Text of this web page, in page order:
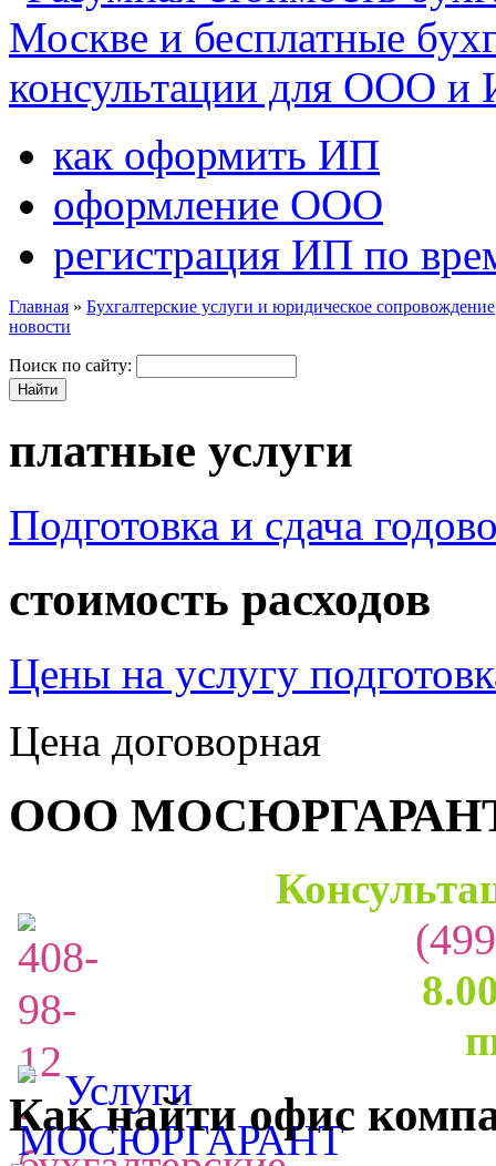
как оформить ИП
оформление ООО
регистрация ИП по
Главная » Бухгалтерские услуги и юридическое сопровождение
новости
Поиск по сайту:
платные услуги
Подготовка и сдача
стоимость расходов
Цены на услугу
Цена договорная
ООО
Как найти офис